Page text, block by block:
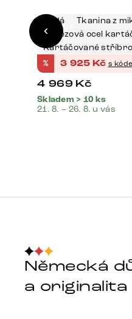
Šedá Tkanina z
Nerezová ocel
Kartáčované stříbro
% 3 925 Kč s
4 969 Kč
Skladem > 10 ks
21. 8. – 26. 8. u vás
Německá
a originalita